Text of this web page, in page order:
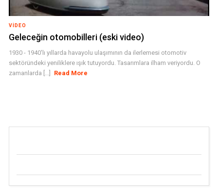
VIDEO
Geleceğin otomobilleri (eski video)
1930 - 1940'lı yıllarda havayolu ulaşımının da ilerlemesi otomotiv
sektöründeki yeniliklere ışık tutuyordu. Tasarımlara ilham veriyordu. O
zamanlarda [...]
Read More